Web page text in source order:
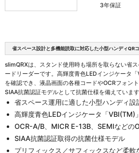
3年保証
省スペース設計と多機能読取に対応した小型ハンディQR
slimQRXは、スタンド使用時も場所を取らない省
ードリーダーです。高輝度青色LEDインジケータ
を確認でき、液晶画面の各種コードやOCRフォン
SIAA抗菌認証モデルとして抗菌仕様を備えています
省スペース運用に適した小型ハンディ設
高輝度青色LEDインジケータ「VBI(TM)
OCR-A/B、MICR E-13B、SEMIなどの
SIAA抗菌認証取得の抗菌仕様モデル
プリフィックス／サフィックスなど柔